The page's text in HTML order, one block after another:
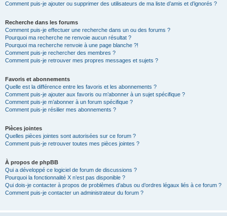
Comment puis-je ajouter ou supprimer des utilisateurs de ma liste d’amis et d’ignorés ?
Recherche dans les forums
Comment puis-je effectuer une recherche dans un ou des forums ?
Pourquoi ma recherche ne renvoie aucun résultat ?
Pourquoi ma recherche renvoie à une page blanche ?!
Comment puis-je rechercher des membres ?
Comment puis-je retrouver mes propres messages et sujets ?
Favoris et abonnements
Quelle est la différence entre les favoris et les abonnements ?
Comment puis-je ajouter aux favoris ou m’abonner à un sujet spécifique ?
Comment puis-je m’abonner à un forum spécifique ?
Comment puis-je résilier mes abonnements ?
Pièces jointes
Quelles pièces jointes sont autorisées sur ce forum ?
Comment puis-je retrouver toutes mes pièces jointes ?
À propos de phpBB
Qui a développé ce logiciel de forum de discussions ?
Pourquoi la fonctionnalité X n’est pas disponible ?
Qui dois-je contacter à propos de problèmes d’abus ou d’ordres légaux liés à ce forum ?
Comment puis-je contacter un administrateur du forum ?